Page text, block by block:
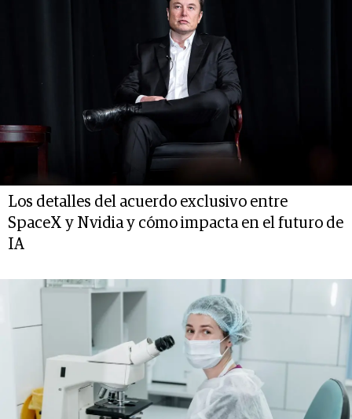
Los detalles del acuerdo exclusivo entre
SpaceX y Nvidia y cómo impacta en el futuro de
IA